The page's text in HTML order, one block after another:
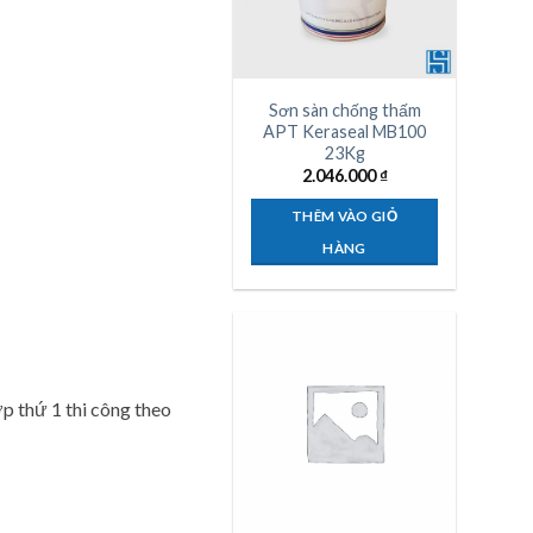
thứ 1 thi công theo
Sơn sàn chống thấm
APT Keraseal MB100
23Kg
2.046.000₫
THÊM VÀO GIỎ
HÀNG